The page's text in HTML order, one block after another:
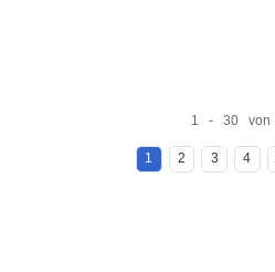
1 - 30 von
1 2 3 4